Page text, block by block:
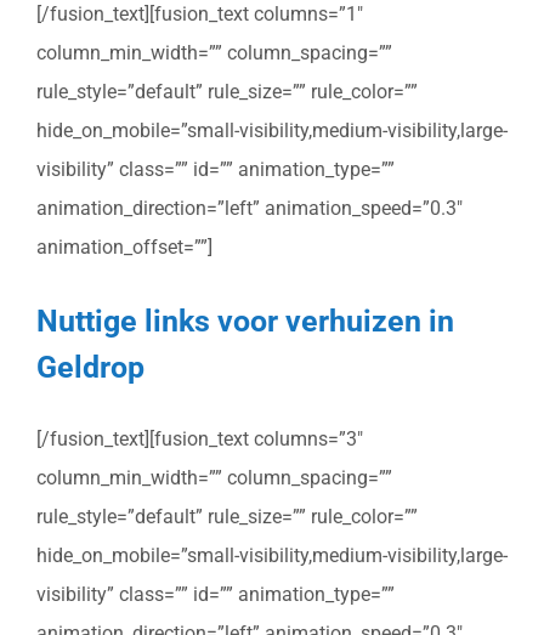
[/fusion_text][fusion_text columns=”1″
column_min_width=”” column_spacing=””
rule_style=”default” rule_size=”” rule_color=””
hide_on_mobile=”small-visibility,medium-visibility,large-
visibility” class=”” id=”” animation_type=””
animation_direction=”left” animation_speed=”0.3″
animation_offset=””]
Nuttige links voor verhuizen in
Geldrop
[/fusion_text][fusion_text columns=”3″
column_min_width=”” column_spacing=””
rule_style=”default” rule_size=”” rule_color=””
hide_on_mobile=”small-visibility,medium-visibility,large-
visibility” class=”” id=”” animation_type=””